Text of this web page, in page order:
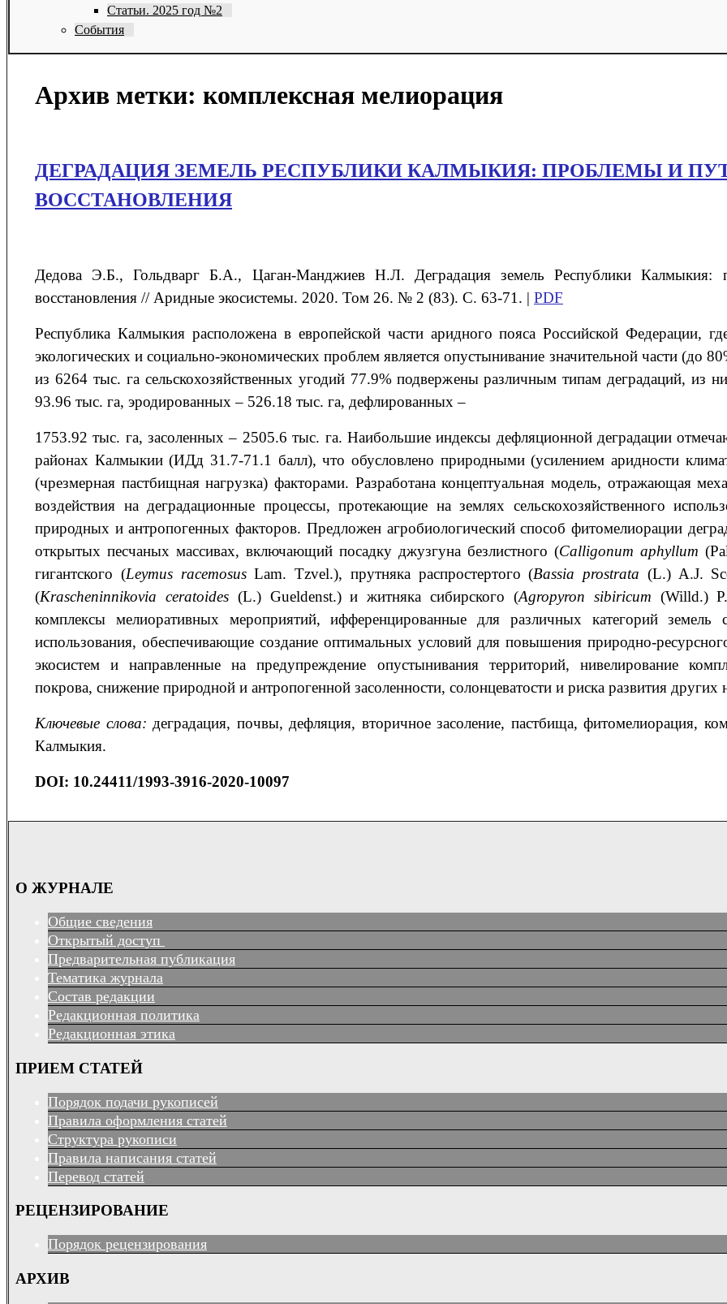
Статьи. 2025 год №2
События
Архив метки: комплексная мелиорация
ДЕГРАДАЦИЯ ЗЕМЕЛЬ РЕСПУБЛИКИ КАЛМЫКИЯ: ПРОБЛЕМЫ И
ВОССТАНОВЛЕНИЯ
Дедова Э.Б., ГольдваргБ.А., Цаган-Манджиев Н.Л. Деградация земель Республики
восстановления // Аридные экосистемы. 2020. Том 26. № 2 (83). С. 63-71. | PDF
Республика Калмыкия расположена в европейской части аридного пояса Российской Федерации,
экологических и социально-экономических проблем является опустынивание значительной части (до
из 6264 тыс. га сельскохозяйственных угодий 77.9% подвержены различным типам деградаций, из
93.96 тыс. га, эродированных – 526.18 тыс. га, дефлированных –
1753.92 тыс. га, засоленных – 2505.6 тыс. га. Наибольшие индексы дефляционной деградации
районах Калмыкии (ИДд 31.7-71.1 балл), что обусловлено природными (усилением аридности
(чрезмерная пастбищная нагрузка) факторами. Разработана концептуальная модель, отражающая
воздействия на деградационные процессы, протекающие на землях сельскохозяйственного
природных и антропогенных факторов. Предложен агробиологический способ фитомелиорации
открытых песчаных массивах, включающий посадку джузгуна безлистного (Calligonum aphyllum
гигантского (Leymus racemosusLam. Tzvel.), прутняка распростертого (Bassia prostrata (L.) A.J.
(Krascheninnikovia ceratoides (L.) Gueldenst.) и житняка сибирского (Agropyron sibiricum (Willd.)
комплексы мелиоративных мероприятий, ифференцированные для различных категорий земель
использования, обеспечивающие создание оптимальных условий для повышения природно-
экосистем и направленные на предупреждение опустынивания территорий, нивелирование
покрова, снижение природной и антропогенной засоленности, солонцеватости и риска развития других
Ключевые слова: деградация, почвы, дефляция, вторичное засоление, пастбища, фитомелиорация,
Калмыкия.
DOI: 10.24411/1993-3916-2020-10097
О ЖУРНАЛЕ
Общие сведения
Открытый доступ
Предварительная публикация
Тематика журнала
Состав редакции
Редакционная политика
Редакционная этика
ПРИЕМ СТАТЕЙ
Порядок подачи рукописей
Правила оформления статей
Структура рукописи
Правила написания статей
Перевод статей
РЕЦЕНЗИРОВАНИЕ
Порядок рецензирования
АРХИВ